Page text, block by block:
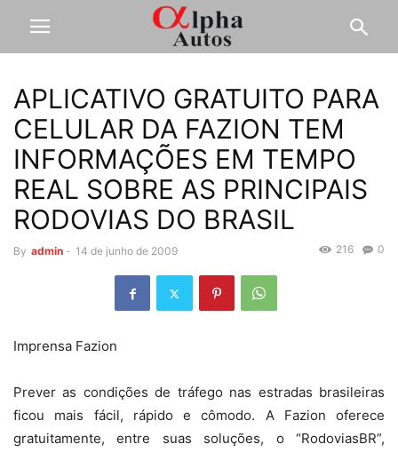
APLICATIVO GRATUITO PARA
CELULAR DA FAZION TEM
INFORMAÇÕES EM TEMPO
REAL SOBRE AS PRINCIPAIS
RODOVIAS DO BRASIL
By admin - 14 de junho de 2009 0
216
Imprensa Fazion
Prever as condições de tráfego nas estradas brasileiras
ficou mais fácil, rápido e cômodo. A Fazion oferece
gratuitamente, entre suas soluções, o “RodoviasBR”,